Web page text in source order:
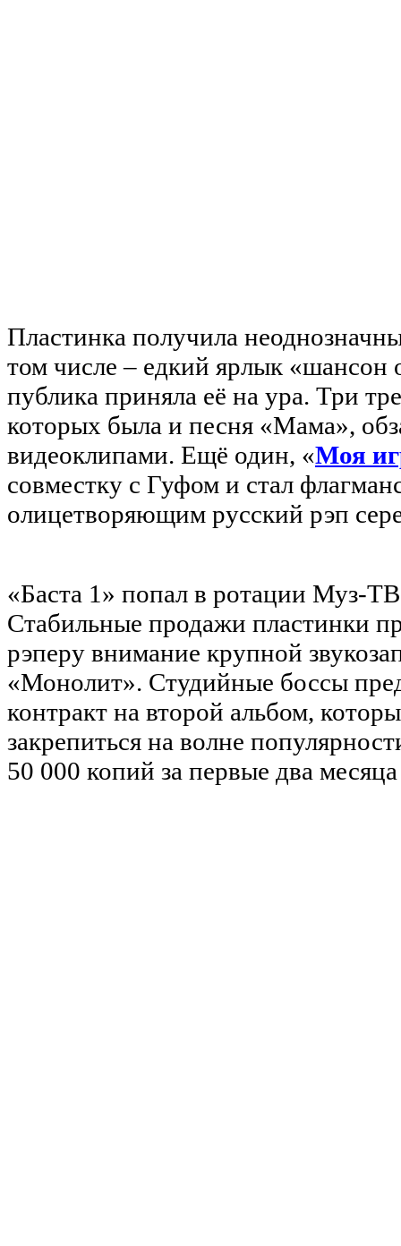
Пластинка получила
том числе – едкий ярлык «шансон
публика приняла её на ура. Три
которых была и песня «Мама»,
видеоклипами. Ещё один, «Моя
совместку с Гуфом и стал
олицетворяющим русский рэп
«Баста 1» попал в ротации Муз-
Стабильные продажи пластинки
рэперу внимание крупной
«Монолит». Студийные боссы
контракт на второй альбом,
закрепиться на волне
50 000 копий за первые два